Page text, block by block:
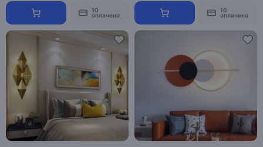
10
оплачено
10
оплачено